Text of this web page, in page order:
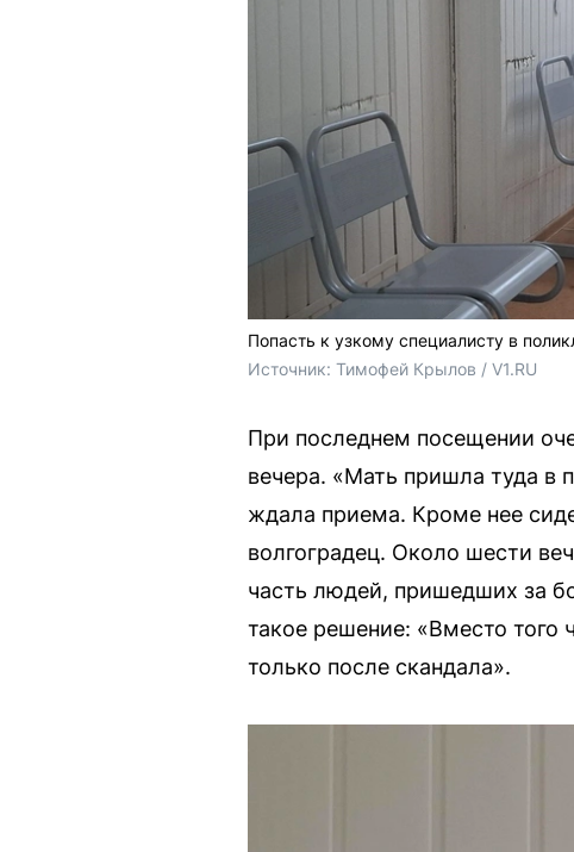
Попасть к узкому специалисту в
Источник: Тимофей Крылов / V1.RU
При последнем посещении
вечера. «Мать пришла туда в
ждала приема. Кроме нее
волгоградец. Около шести
часть людей, пришедших за
такое решение: «Вместо того
только после скандала».